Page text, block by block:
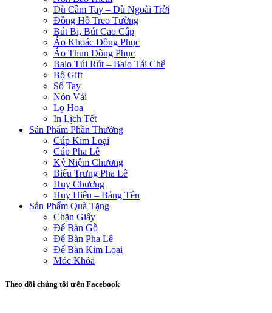
Dù Cầm Tay – Dù Ngoài Trời
Đồng Hồ Treo Tường
Bút Bi, Bút Cao Cấp
Áo Khoác Đồng Phục
Áo Thun Đồng Phục
Balo Túi Rút – Balo Tái Chế
Bộ Gift
Sổ Tay
Nón Vải
Lọ Hoa
In Lịch Tết
Sản Phẩm Phần Thưởng
Cúp Kim Loại
Cúp Pha Lê
Kỷ Niệm Chương
Biểu Trưng Pha Lê
Huy Chương
Huy Hiệu – Bảng Tên
Sản Phẩm Quà Tặng
Chặn Giấy
Để Bàn Gỗ
Để Bàn Pha Lê
Để Bàn Kim Loại
Móc Khóa
Theo dõi chúng tôi trên Facebook